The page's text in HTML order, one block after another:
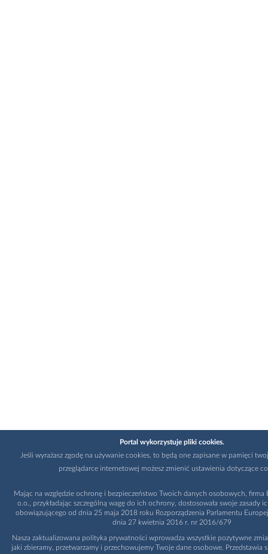
Portal wykorzystuje pliki cookies.
Jeśli wyrażasz zgodę na używanie cookies, to będą one zapisane w pamięci
przeglądarce internetowej możesz zmienić ustawienia dotyczące
Mając na względzie ochronę i bezpieczeństwo Twoich danych osobowych, firma
o.o., przykładając szczególną wagę do ich ochrony, dostosowała swoje zasady
obowiązującego od dnia 25 maja 2018 roku Rozporządzenia Parlamentu
dnia 27 kwietnia 2016 r. nr 2016/679
Nasza zaktualizowana polityka prywatności wprowadza wszystkie pozytywne
jaki zbieramy, przetwarzamy i przechowujemy Twoje dane osobowe. Przedstawia